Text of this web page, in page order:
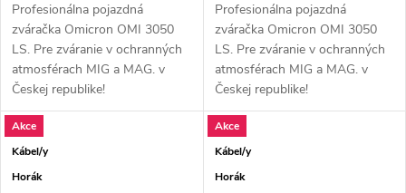
Profesionálna pojazdná
zváračka Omicron OMI 3050
LS. Pre zváranie v ochranných
atmosférach MIG a MAG. v
Českej republike!
Profesionálna pojazdná
zváračka Omicron OMI 3050
LS. Pre zváranie v ochranných
atmosférach MIG a MAG. v
Českej republike!
Akce
Kábel/y
Horák
Akce
Kábel/y
Horák